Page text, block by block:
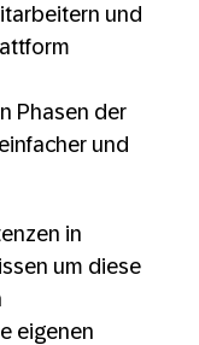
und
Phasen der
und
in
um diese
eigenen